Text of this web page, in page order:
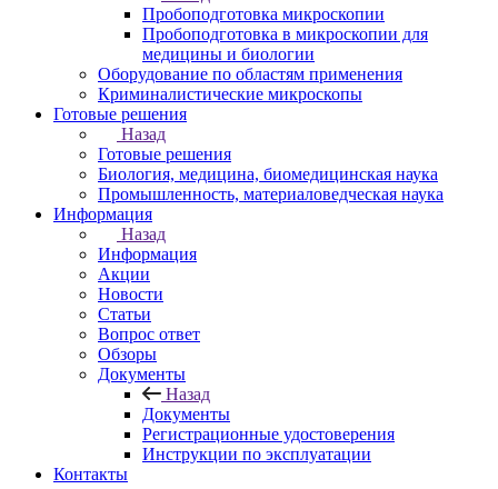
Пробоподготовка микроскопии
Пробоподготовка в микроскопии для
медицины и биологии
Оборудование по областям применения
Криминалистические микроскопы
Готовые решения
Назад
Готовые решения
Биология, медицина, биомедицинская наука
Промышленность, материаловедческая наука
Информация
Назад
Информация
Акции
Новости
Статьи
Вопрос ответ
Обзоры
Документы
Назад
Документы
Регистрационные удостоверения
Инструкции по эксплуатации
Контакты